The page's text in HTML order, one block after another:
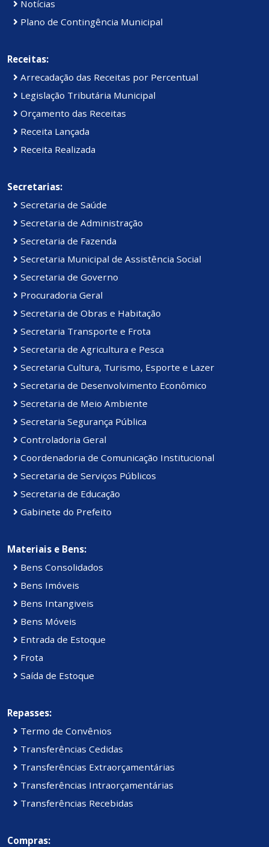
Notícias
Plano de Contingência Municipal
Receitas:
Arrecadação das Receitas por Percentual
Legislação Tributária Municipal
Orçamento das Receitas
Receita Lançada
Receita Realizada
Secretarias:
Secretaria de Saúde
Secretaria de Administração
Secretaria de Fazenda
Secretaria Municipal de Assistência Social
Secretaria de Governo
Procuradoria Geral
Secretaria de Obras e Habitação
Secretaria Transporte e Frota
Secretaria de Agricultura e Pesca
Secretaria Cultura, Turismo, Esporte e Lazer
Secretaria de Desenvolvimento Econômico
Secretaria de Meio Ambiente
Secretaria Segurança Pública
Controladoria Geral
Coordenadoria de Comunicação Institucional
Secretaria de Serviços Públicos
Secretaria de Educação
Gabinete do Prefeito
Materiais e Bens:
Bens Consolidados
Bens Imóveis
Bens Intangiveis
Bens Móveis
Entrada de Estoque
Frota
Saída de Estoque
Repasses:
Termo de Convênios
Transferências Cedidas
Transferências Extraorçamentárias
Transferências Intraorçamentárias
Transferências Recebidas
Compras: